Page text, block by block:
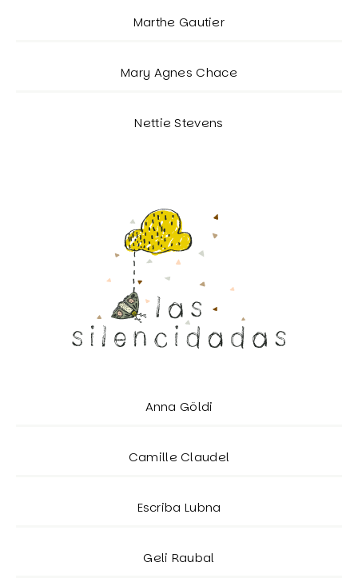
Marthe Gautier
Mary Agnes Chace
Nettie Stevens
Anna Göldi
Camille Claudel
Escriba Lubna
Geli Raubal